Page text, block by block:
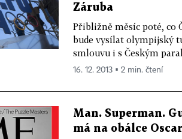
Záruba
Přibližně měsíc poté, co
bude vysílat olympijský
smlouvu i s Českým
16. 12. 2013 ▪ 2 min. čtení
Man. Superman.
má na obálce